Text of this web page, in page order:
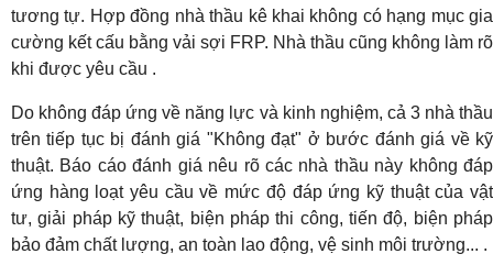
tương tự. Hợp đồng nhà thầu kê khai không có hạng mục gia
cường kết cấu bằng vải sợi FRP. Nhà thầu cũng không làm rõ
khi được yêu cầu .
Do không đáp ứng về năng lực và kinh nghiệm, cả 3 nhà thầu
trên tiếp tục bị đánh giá "Không đạt" ở bước đánh giá về kỹ
thuật. Báo cáo đánh giá nêu rõ các nhà thầu này không đáp
ứng hàng loạt yêu cầu về mức độ đáp ứng kỹ thuật của vật
tư, giải pháp kỹ thuật, biện pháp thi công, tiến độ, biện pháp
bảo đảm chất lượng, an toàn lao động, vệ sinh môi trường... .